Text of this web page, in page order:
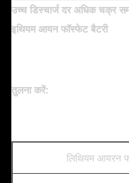
उच्च डिस्चार्ज दर अधिक चक्र
इथियम आयन फॉस्फेट बैटरी
तुलना करें:
लिथियम आयरन